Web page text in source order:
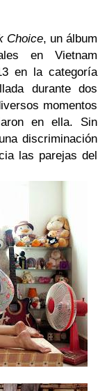
Choice, un álbum
en Vietnam
en la categoría
durante dos
momentos
en ella. Sin
discriminación
las parejas del